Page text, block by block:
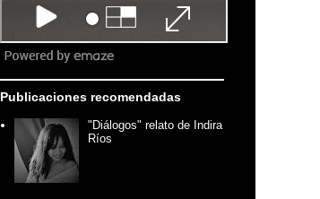
Publicaciones recomendadas
"Diálogos" relato de Indira
Ríos